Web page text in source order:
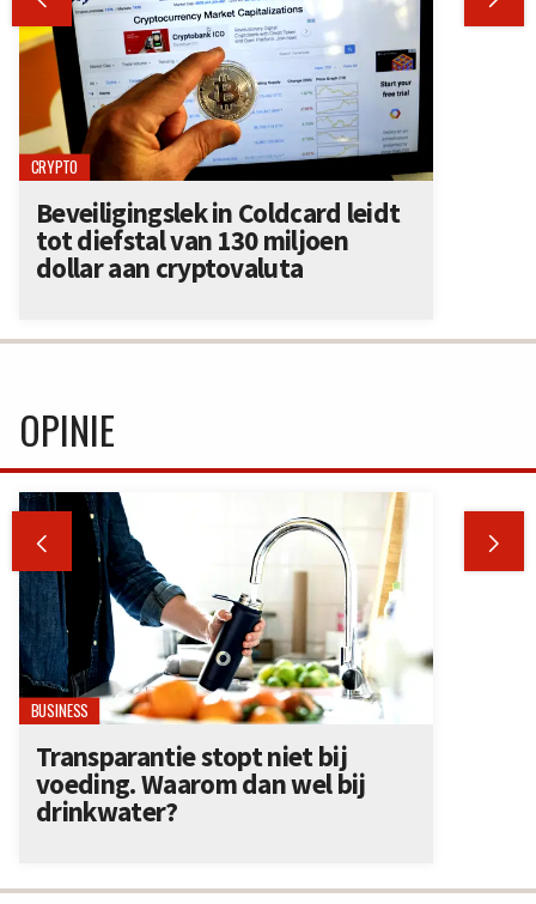
CRYPTO
Beveiligingslek in Coldcard leidt
tot diefstal van 130 miljoen
dollar aan cryptovaluta
OPINIE
 
BUSINESS
Transparantie stopt niet bij
voeding. Waarom dan wel bij
drinkwater?